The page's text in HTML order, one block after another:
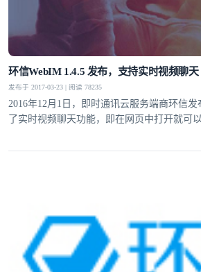
环信WebIM 1.4.5 发布，支持实时视频聊天
发布于 2017-03-23 | 阅读 78235
2016年12月1日，即时通讯云服务端商环信发
了实时视频聊天功能，即在网页中打开就可
不了，谢谢